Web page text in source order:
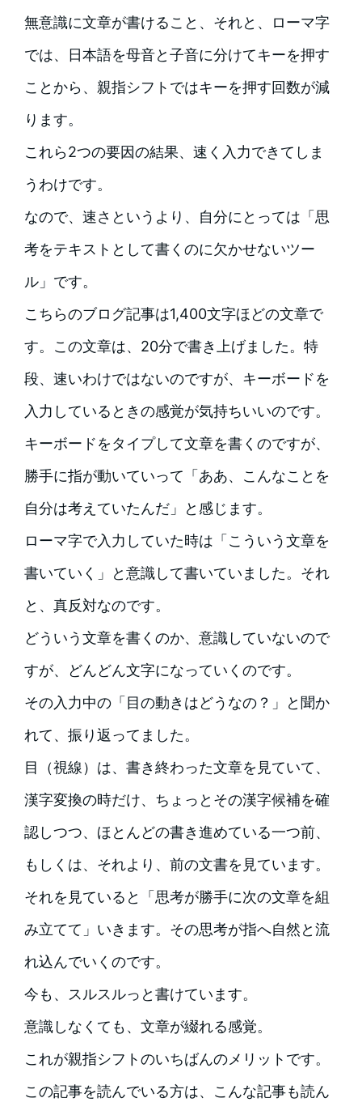
無意識に文章が書けること、それと、ローマ字
では、日本語を母音と子音に分けてキーを押す
ことから、親指シフトではキーを押す回数が減
ります。
これら2つの要因の結果、速く入力できてしま
うわけです。
なので、速さというより、自分にとっては「思
考をテキストとして書くのに欠かせないツー
ル」です。
こちらのブログ記事は1,400文字ほどの文章で
す。この文章は、20分で書き上げました。特
段、速いわけではないのですが、キーボードを
入力しているときの感覚が気持ちいいのです。
キーボードをタイプして文章を書くのですが、
勝手に指が動いていって「ああ、こんなことを
自分は考えていたんだ」と感じます。
ローマ字で入力していた時は「こういう文章を
書いていく」と意識して書いていました。それ
と、真反対なのです。
どういう文章を書くのか、意識していないので
すが、どんどん文字になっていくのです。
その入力中の「目の動きはどうなの？」と聞か
れて、振り返ってました。
目（視線）は、書き終わった文章を見ていて、
漢字変換の時だけ、ちょっとその漢字候補を確
認しつつ、ほとんどの書き進めている一つ前、
もしくは、それより、前の文書を見ています。
それを見ていると「思考が勝手に次の文章を組
み立てて」いきます。その思考が指へ自然と流
れ込んでいくのです。
今も、スルスルっと書けています。
意識しなくても、文章が綴れる感覚。
これが親指シフトのいちばんのメリットです。
この記事を読んでいる方は、こんな記事も読ん